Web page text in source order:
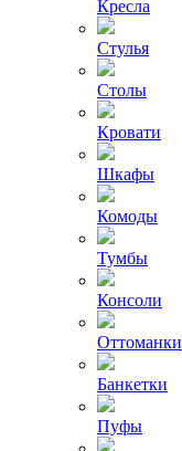
Кресла
Стулья
Столы
Кровати
Шкафы
Комоды
Тумбы
Консоли
Оттоманки
Банкетки
Пуфы